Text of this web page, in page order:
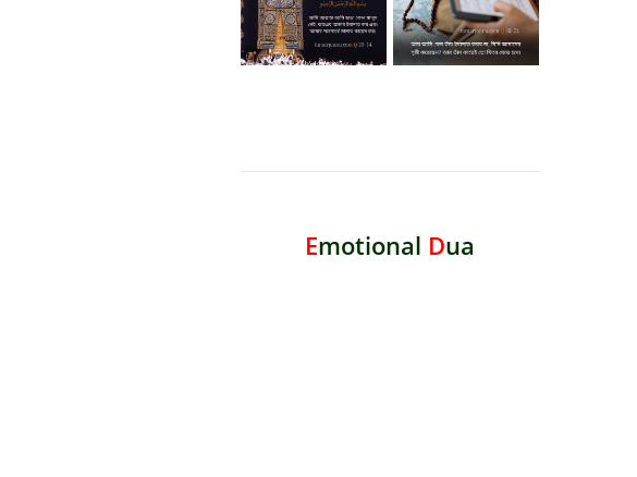
Emotional Dua